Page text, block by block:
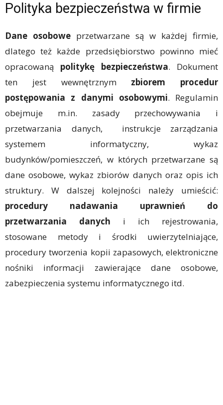
Polityka bezpieczeństwa w firmie
Dane osobowe przetwarzane są w każdej firmie,
dlatego też każde przedsiębiorstwo powinno mieć
opracowaną politykę bezpieczeństwa. Dokument
ten jest wewnętrznym zbiorem procedur
postępowania z danymi osobowymi. Regulamin
obejmuje m.in. zasady przechowywania i
przetwarzania danych, instrukcje zarządzania
systemem informatyczny, wykaz
budynków/pomieszczeń, w których przetwarzane są
dane osobowe, wykaz zbiorów danych oraz opis ich
struktury. W dalszej kolejności należy umieścić:
procedury nadawania uprawnień do
przetwarzania danych i ich rejestrowania,
stosowane metody i środki uwierzytelniające,
procedury tworzenia kopii zapasowych, elektroniczne
nośniki informacji zawierające dane osobowe,
zabezpieczenia systemu informatycznego itd.